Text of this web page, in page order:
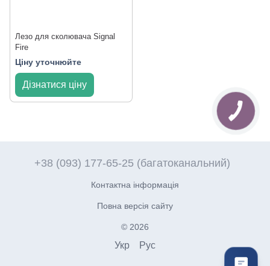
Лезо для сколювача Signal
Fire
Ціну уточнюйте
Дізнатися ціну
+38 (093) 177-65-25 (багатоканальний)
Контактна інформація
Повна версія сайту
© 2026
Укр Рус